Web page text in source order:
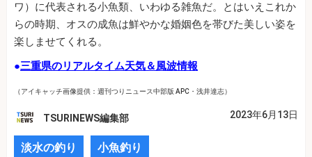
ワ）に代表される小魚類、いわゆる雑魚だ。とはいえこれか
らの時期、オスの成魚は鮮やかな婚姻色を帯びた美しい姿を
楽しませてくれる。
●三重県のリアルタイム天気＆風波情報
（アイキャッチ画像提供：週刊つりニュース中部版 APC・浅井達志）
TSURINEWS編集部 2023年6月13日
淡水の釣り 小魚釣り